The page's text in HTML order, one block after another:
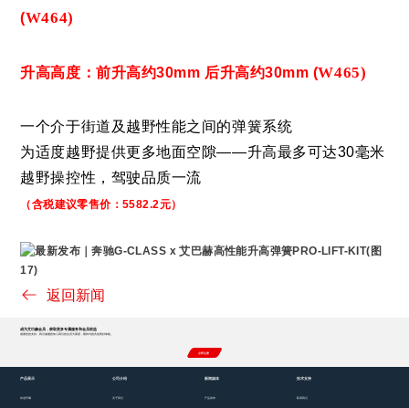
(W464)
升高高度：前升高约30mm 后升高约30mm (W465)
一个介于街道及越野性能之间的弹簧系统
为适度越野提供更多地面空隙——升高最多可达30毫米
越野操控性，驾驶品质一流
（含税建议零售价：5582.2元）
返回新闻
成为艾巴赫会员，获取更多专属服务和会员权益
感谢您的支持，我们诚邀您加入我们的会员大家庭，期待与您共创美好体验。
立即注册
产品展示
街道车辆
公司介绍
关于我们
新闻媒体
产品发布
技术支持
联系我们